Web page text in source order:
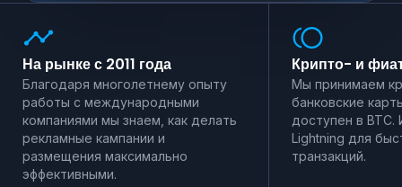
На рынке с 2011 года
Благодаря многолетнему опыту
работы с международными
компаниями мы знаем, как делать
рекламные кампании и
размещения максимально
эффективными.
Крипто- и
Мы принимаем
банковские
доступен в BTC.
Lightning для
транзакций.